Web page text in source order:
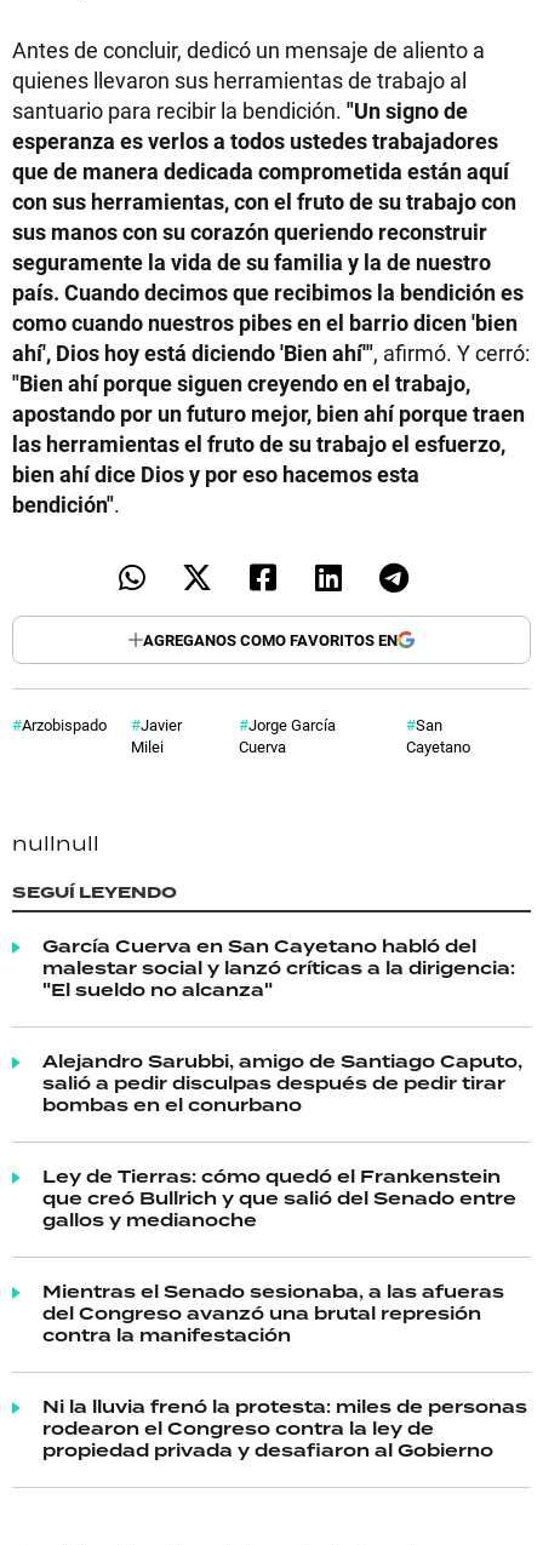
Antes de concluir, dedicó un mensaje de aliento a
quienes llevaron sus herramientas de trabajo al
santuario para recibir la bendición. "Un signo de
esperanza es verlos a todos ustedes trabajadores
que de manera dedicada comprometida están aquí
con sus herramientas, con el fruto de su trabajo con
sus manos con su corazón queriendo reconstruir
seguramente la vida de su familia y la de nuestro
país. Cuando decimos que recibimos la bendición es
como cuando nuestros pibes en el barrio dicen 'bien
ahí', Dios hoy está diciendo 'Bien ahí'", afirmó. Y cerró:
"Bien ahí porque siguen creyendo en el trabajo,
apostando por un futuro mejor, bien ahí porque traen
las herramientas el fruto de su trabajo el esfuerzo,
bien ahí dice Dios y por eso hacemos esta
bendición".
AGREGANOS COMO FAVORITOS EN
Arzobispado
Javier
Milei
Jorge García
Cuerva
San
Cayetano
nullnull
SEGUÍ LEYENDO
García Cuerva en San Cayetano habló del
malestar social y lanzó críticas a la dirigencia:
"El sueldo no alcanza"
Alejandro Sarubbi, amigo de Santiago Caputo,
salió a pedir disculpas después de pedir tirar
bombas en el conurbano
Ley de Tierras: cómo quedó el Frankenstein
que creó Bullrich y que salió del Senado entre
gallos y medianoche
Mientras el Senado sesionaba, a las afueras
del Congreso avanzó una brutal represión
contra la manifestación
Ni la lluvia frenó la protesta: miles de personas
rodearon el Congreso contra la ley de
propiedad privada y desafiaron al Gobierno